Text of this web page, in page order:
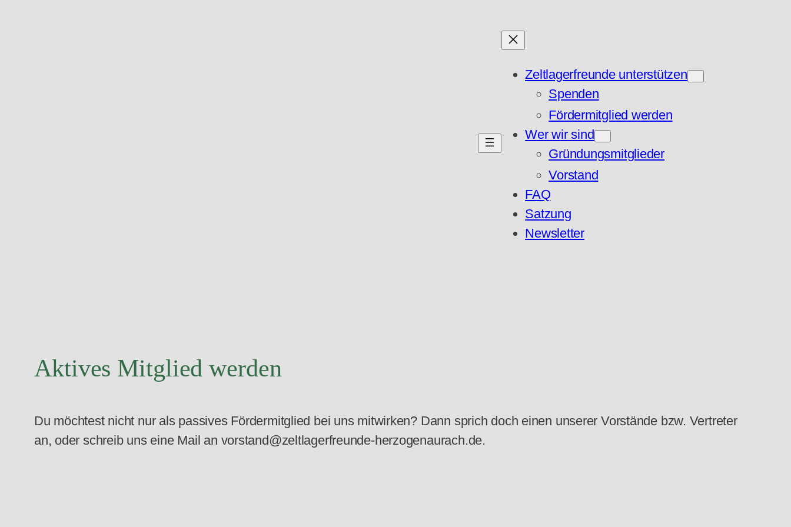
Zeltlagerfreunde unterstützen
Spenden
Fördermitglied werden
Wer wir sind
Gründungsmitglieder
Vorstand
FAQ
Satzung
Newsletter
Aktives Mitglied werden
Du möchtest nicht nur als passives Fördermitglied bei uns mitwirken? Dann sprich doch einen unserer Vorstände bzw. Vertreter
an, oder schreib uns eine Mail an vorstand@zeltlagerfreunde-herzogenaurach.de.